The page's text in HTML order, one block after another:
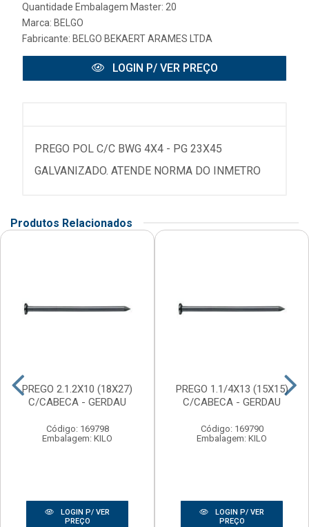
Quantidade Embalagem Master: 20
Marca: BELGO
Fabricante: BELGO BEKAERT ARAMES LTDA
LOGIN P/ VER PREÇO
PREGO POL C/C BWG 4X4 - PG 23X45
GALVANIZADO. ATENDE NORMA DO INMETRO
Produtos Relacionados
PREGO 2.1.2X10 (18X27)
C/CABECA - GERDAU
Código: 169798
Embalagem: KILO
LOGIN P/ VER
PREÇO
PREGO 1.1/4X13 (15X15)
C/CABECA - GERDAU
Código: 169790
Embalagem: KILO
LOGIN P/ VER
PREÇO